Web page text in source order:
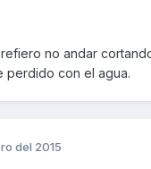
no andar
perdido con el agua.
del 2015